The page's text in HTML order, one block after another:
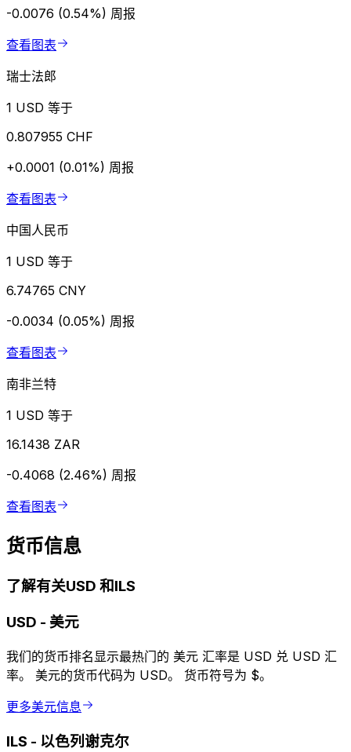
-0.0076 (0.54%) 周报
查看图表
瑞士法郎
1 USD 等于
0.807955 CHF
+0.0001 (0.01%) 周报
查看图表
中国人民币
1 USD 等于
6.74765 CNY
-0.0034 (0.05%) 周报
查看图表
南非兰特
1 USD 等于
16.1438 ZAR
-0.4068 (2.46%) 周报
查看图表
货币信息
了解有关USD 和ILS
USD - 美元
我们的货币排名显示最热门的 美元 汇率是 USD 兑 USD 汇
率。 美元的货币代码为 USD。 货币符号为 $。
更多美元信息
ILS - 以色列谢克尔